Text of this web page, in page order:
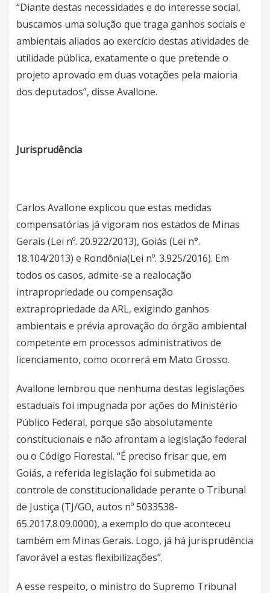
“Diante destas necessidades e do interesse social,
buscamos uma solução que traga ganhos sociais e
ambientais aliados ao exercício destas atividades de
utilidade pública, exatamente o que pretende o
projeto aprovado em duas votações pela maioria
dos deputados”, disse Avallone.
Jurisprudência
Carlos Avallone explicou que estas medidas
compensatórias já vigoram nos estados de Minas
Gerais (Lei nº. 20.922/2013), Goiás (Lei n°.
18.104/2013) e Rondônia(Lei nº. 3.925/2016). Em
todos os casos, admite-se a realocação
intrapropriedade ou compensação
extrapropriedade da ARL, exigindo ganhos
ambientais e prévia aprovação do órgão ambiental
competente em processos administrativos de
licenciamento, como ocorrerá em Mato Grosso.
Avallone lembrou que nenhuma destas legislações
estaduais foi impugnada por ações do Ministério
Público Federal, porque são absolutamente
constitucionais e não afrontam a legislação federal
ou o Código Florestal. “É preciso frisar que, em
Goiás, a referida legislação foi submetida ao
controle de constitucionalidade perante o Tribunal
de Justiça (TJ/GO, autos nº 5033538-
65.2017.8.09.0000), a exemplo do que aconteceu
também em Minas Gerais. Logo, já há jurisprudência
favorável a estas flexibilizações”.
A esse respeito, o ministro do Supremo Tribunal